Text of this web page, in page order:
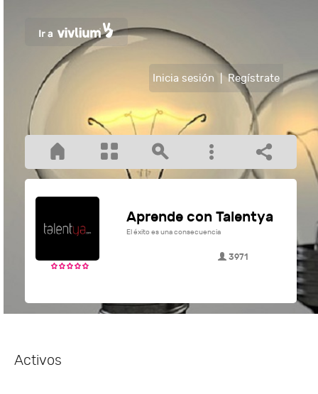
Inicia sesión Regístrate
Aprende con Talentya
El éxito es una consecuencia
3971
Activos